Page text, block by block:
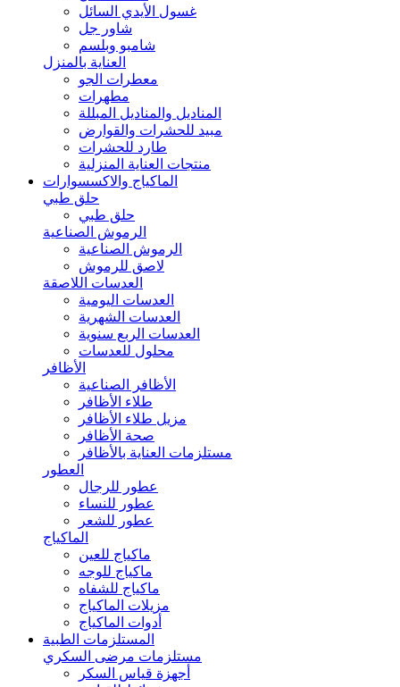
غسول الأيدي السائل
شاور جل
شامبو وبلسم
العناية بالمنزل
معطرات الجو
مطهرات
المناديل والمناديل المبللة
مبيد للحشرات والقوارض
طارد للحشرات
منتجات العناية المنزلية
الماكياج والاكسسوارات
حلق طبي
حلق طبي
الرموش الصناعية
الرموش الصناعية
لاصق للرموش
العدسات اللاصقة
العدسات اليومية
العدسات الشهرية
العدسات الربع سنوية
محلول للعدسات
الأظافر
الأظافر الصناعية
طلاء الأظافر
مزيل طلاء الأظافر
صحة الأظافر
مستلزمات العناية بالأظافر
العطور
عطور للرجال
عطور للنساء
عطور للشعر
الماكياج
ماكياج للعين
ماكياج للوجه
ماكياج للشفاه
مزيلات الماكياج
أدوات الماكياج
المستلزمات الطبية
مستلزمات مرضى السكري
أجهزة قياس السكر